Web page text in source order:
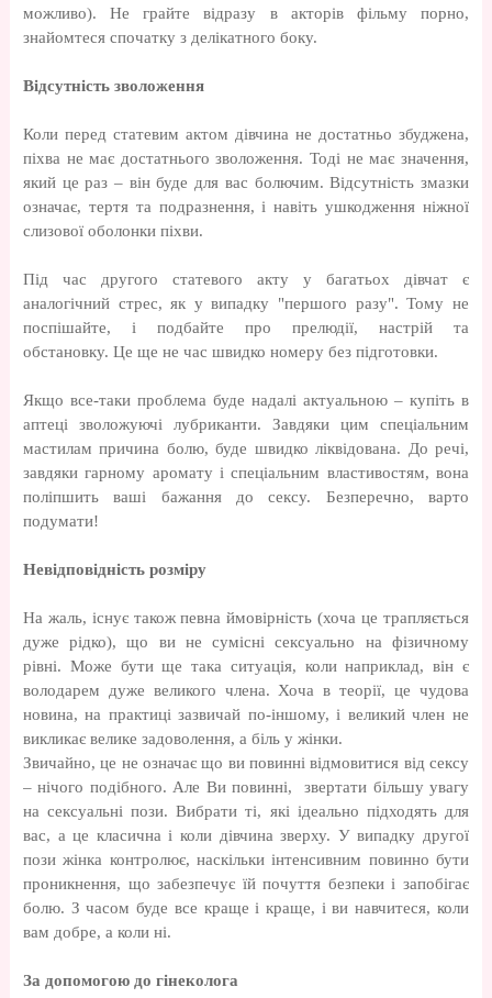
можливо). Не грайте відразу в акторів фільму порно,
знайомтеся спочатку з делікатного боку.
Відсутність зволоження
Коли перед статевим актом дівчина не достатньо збуджена,
піхва не має достатнього зволоження. Тоді не має значення,
який це раз – він буде для вас болючим. Відсутність змазки
означає, тертя та подразнення, і навіть ушкодження ніжної
слизової оболонки піхви.
Під час другого статевого акту у багатьох дівчат є
аналогічний стрес, як у випадку "першого разу". Тому не
поспішайте, і подбайте про прелюдії, настрій та
обстановку. Це ще не час швидко номеру без підготовки.
Якщо все-таки проблема буде надалі актуальною – купіть в
аптеці зволожуючі лубриканти. Завдяки цим спеціальним
мастилам причина болю, буде швидко ліквідована. До речі,
завдяки гарному аромату і спеціальним властивостям, вона
поліпшить ваші бажання до сексу. Безперечно, варто
подумати!
Невідповідність розміру
На жаль, існує також певна ймовірність (хоча це трапляється
дуже рідко), що ви не сумісні сексуально на фізичному
рівні. Може бути ще така ситуація, коли наприклад, він є
володарем дуже великого члена. Хоча в теорії, це чудова
новина, на практиці зазвичай по-іншому, і великий член не
викликає велике задоволення, а біль у жінки.
Звичайно, це не означає що ви повинні відмовитися від сексу
– нічого подібного. Але Ви повинні, звертати більшу увагу
на сексуальні пози. Вибрати ті, які ідеально підходять для
вас, а це класична і коли дівчина зверху. У випадку другої
пози жінка контролює, наскільки інтенсивним повинно бути
проникнення, що забезпечує їй почуття безпеки і запобігає
болю. З часом буде все краще і краще, і ви навчитеся, коли
вам добре, а коли ні.
За допомогою до гінеколога